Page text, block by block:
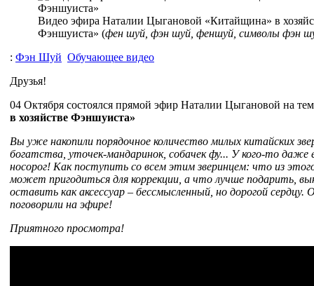
Видео эфира Наталии Цыгановой «Китайщина» в
Фэншуиста» (фен шуй, фэн шуй, феншуй, символы фэн
: Фэн Шуй Обучающее видео
Друзья!
04 Октября состоялся прямой эфир Наталии Цыгановой на
в хозяйстве Фэншуиста»
Вы уже накопили порядочное количество милых китайских
богатства, уточек-мандаринок, собачек фу... У кого-то даже
носорог! Как поступить со всем этим зверинцем: что из
может пригодиться для коррекции, а что лучше подарить,
оставить как аксессуар – бессмысленный, но дорогой
поговорили на эфире!
Приятного просмотра!